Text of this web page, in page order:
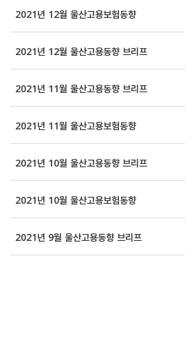
2021년 12월 울산고용보험동향
2021년 12월 울산고용동향 브리프
2021년 11월 울산고용동향 브리프
2021년 11월 울산고용보험동향
2021년 10월 울산고용동향 브리프
2021년 10월 울산고용보험동향
2021년 9월 울산고용동향 브리프